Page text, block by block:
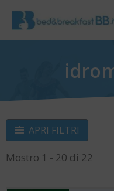
APRI FILTRI
Mostro 1 - 20 di 22